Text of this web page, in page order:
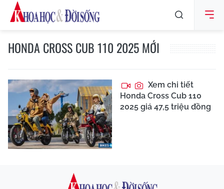
HONDA CROSS CUB 110 2025 MỚI
Xem chi tiết
Honda Cross Cub 110
2025 giá 47,5 triệu đồng